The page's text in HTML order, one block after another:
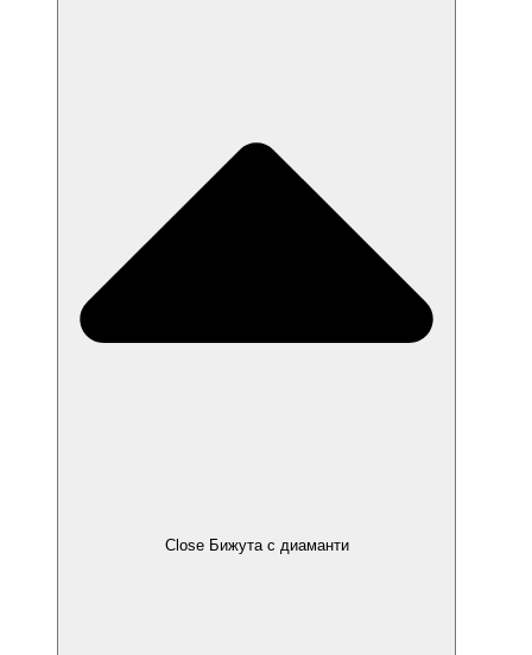
Close Бижута с диаманти